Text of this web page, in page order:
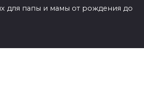
для папы и мамы от рождения до